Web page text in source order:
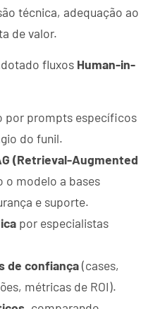
técnica, adequação ao
de valor.
fluxos Human-in-
por prompts específicos
do funil.
(Retrieval-Augmented
o modelo a bases
e suporte.
por especialistas
de confiança(cases,
métricas de ROI).